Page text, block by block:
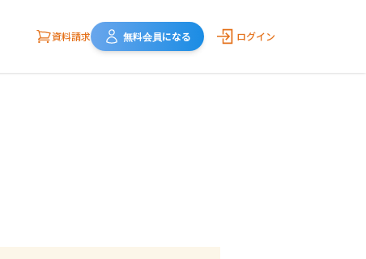
資料請求 無料会員になる ログイン